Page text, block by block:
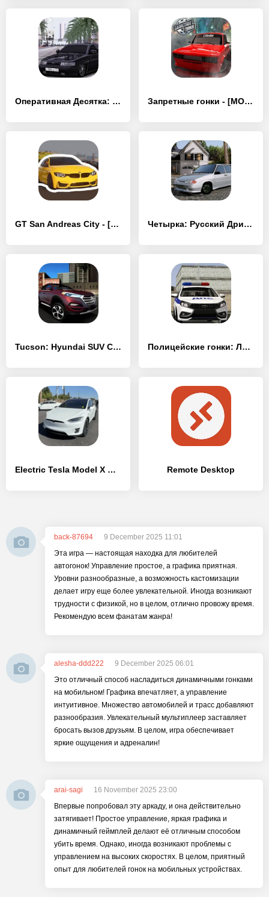
Оперативная Десятка: ЛАДА 2110 - [MOD Много монет] Запретные гонки - [MOD Много денег]
GT San Andreas City - [MOD Бесконечные деньги] Четырка: Русский Дрифт Зима - [MOD Много монет]
Tucson: Hyundai SUV Car Driver - [MOD Много денег] Полицейские гонки: ЛАДА Веста - [MOD Много монет]
Electric Tesla Model X Driver - [MOD Много монет] Remote Desktop
back-87694
9 December 2025 11:01
Эта игра — настоящая находка для любителей
автогонок! Управление простое, а графика приятная.
Уровни разнообразные, а возможность кастомизации
делает игру еще более увлекательной. Иногда возникают
трудности с физикой, но в целом, отлично провожу время.
Рекомендую всем фанатам жанра!
alesha-ddd222
9 December 2025 06:01
Это отличный способ насладиться динамичными гонками
на мобильном! Графика впечатляет, а управление
интуитивное. Множество автомобилей и трасс добавляют
разнообразия. Увлекательный мультиплеер заставляет
бросать вызов друзьям. В целом, игра обеспечивает
яркие ощущения и адреналин!
arai-sagi
16 November 2025 23:00
Впервые попробовал эту аркаду, и она действительно
затягивает! Простое управление, яркая графика и
динамичный геймплей делают её отличным способом
убить время. Однако, иногда возникают проблемы с
управлением на высоких скоростях. В целом, приятный
опыт для любителей гонок на мобильных устройствах.